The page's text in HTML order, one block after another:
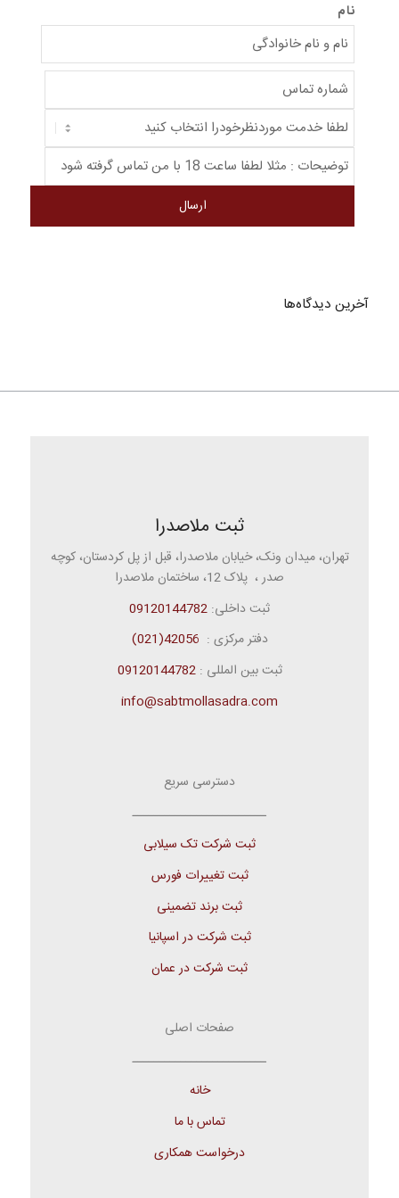
نام
آخرین دیدگاه‌ها
ثبت ملاصدرا
تهران، میدان ونک، خیابان ملاصدرا، قبل از پل کردستان، کوچه
صدر ، پلاک 12، ساختمان ملاصدرا
ثبت داخلی: 09120144782
دفتر مرکزی : 42056(021)
ثبت بین المللی :09120144782
info@sabtmollasadra.com
دسترسی سریع
ـــــــــــــــــــــــــ
ثبت شرکت تک سیلابی
ثبت تغییرات فورس
ثبت برند تضمینی
ثبت شرکت در اسپانیا
ثبت شرکت در عمان
صفحات اصلی
ـــــــــــــــــــــــــ
خانه
تماس با ما
درخواست همکاری